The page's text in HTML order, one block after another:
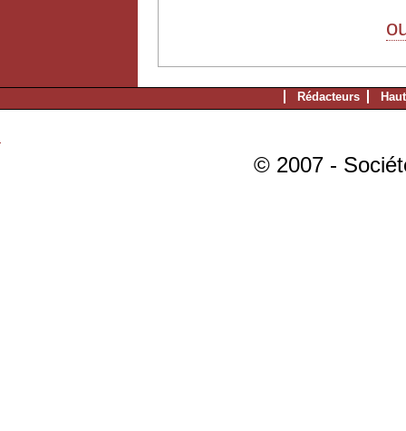
Rédacteurs
© 2007 -